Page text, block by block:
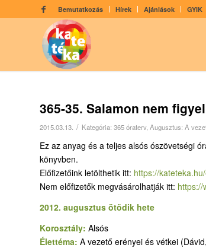
Bemutatkozás Hírek Ajánlások GYIK
365-35. Salamon nem
2015.03.13. / Kategória: 365 óraterv, Augusztus: A
Ez az anyag és a teljes alsós ószövetségi
könyvben.
Előfizetőink letölthetik itt: https://
Nem előfizetők megvásárolhatják itt: https://
2012. augusztus ötödik hete
Korosztály: Alsós
Élettéma: A vezető erényei és vétkei